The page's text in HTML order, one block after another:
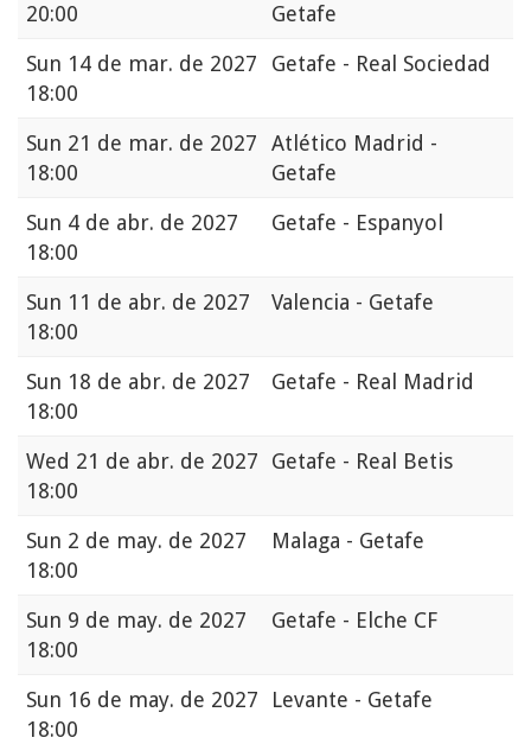
20:00
Getafe
Sun 14 de mar. de 2027
18:00
Getafe - Real Sociedad
Sun 21 de mar. de 2027
18:00
Atlético Madrid -
Getafe
Sun 4 de abr. de 2027
18:00
Getafe - Espanyol
Sun 11 de abr. de 2027
18:00
Valencia - Getafe
Sun 18 de abr. de 2027
18:00
Getafe - Real Madrid
Wed 21 de abr. de 2027
18:00
Getafe - Real Betis
Sun 2 de may. de 2027
18:00
Malaga - Getafe
Sun 9 de may. de 2027
18:00
Getafe - Elche CF
Sun 16 de may. de 2027
18:00
Levante - Getafe